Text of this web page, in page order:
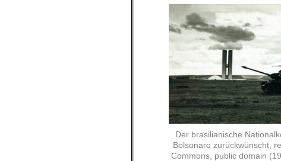
Der brasilianische
Bolsonaro zurückwünscht,
Commons, public domain